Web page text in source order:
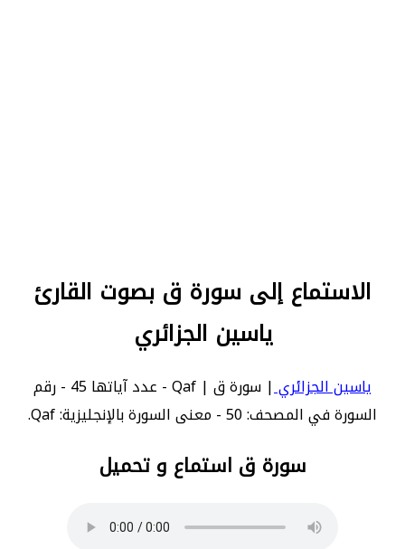
الاستماع إلى سورة ق بصوت القارئ
ياسين الجزائري
ياسين الجزائري
| سورة ق | Qaf - عدد آياتها 45 - رقم
السورة في المصحف: 50 - معنى السورة بالإنجليزية: Qaf.
سورة ق استماع و تحميل